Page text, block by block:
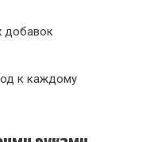
добавок
к каждому